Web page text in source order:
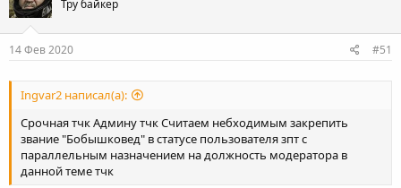
Тру байкер
14 Фев 2020 #51
Ingvar2 написал(а):
Срочная тчк Админу тчк Считаем небходимым закрепить
звание "Бобышковед" в статусе пользователя зпт с
параллельным назначением на должность модератора в
данной теме тчк